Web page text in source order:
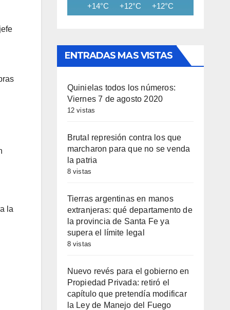
la
+14°C +12°C +12°C
ENTRADAS MAS VISTAS
Quinielas todos los números:
Viernes 7 de agosto 2020
12 vistas
Brutal represión contra los que
marcharon para que no se venda
la patria
8 vistas
Tierras argentinas en manos
extranjeras: qué departamento de
la provincia de Santa Fe ya
supera el límite legal
8 vistas
Nuevo revés para el gobierno en
Propiedad Privada: retiró el
capítulo que pretendía modificar
la Ley de Manejo del Fuego